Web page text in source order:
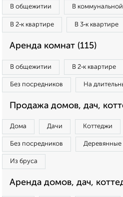
В общежитии В
В 2‑к квартире В 3‑к квартире
Аренда комнат (115)
В общежитии В 2‑к квартире
Без посредников На
Продажа домов, дач,
Дома Дачи Коттеджи
Без посредников Деревянные
Из бруса
Аренда домов, дач,